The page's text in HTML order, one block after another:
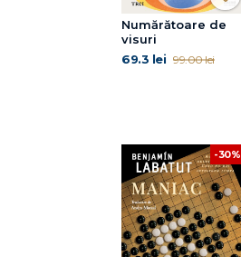
Numărătoare de
visuri
69.3 lei 99.00 lei
-30%